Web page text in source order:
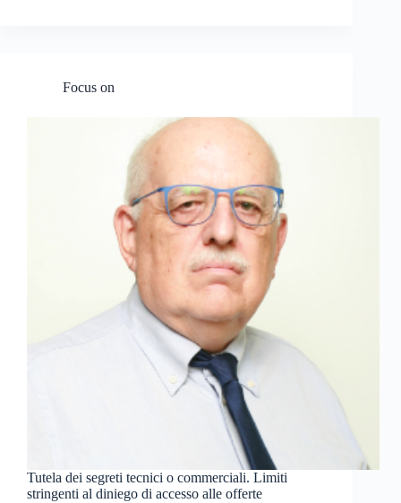
Focus on
Tutela dei segreti tecnici o commerciali. Limiti
stringenti al diniego di accesso alle offerte